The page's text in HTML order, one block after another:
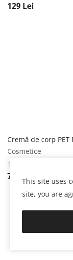
129 Lei
Cosmetice
79 Lei
This site uses
site, you are